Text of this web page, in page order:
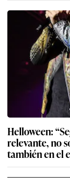
Helloween:
relevante, no
también en el